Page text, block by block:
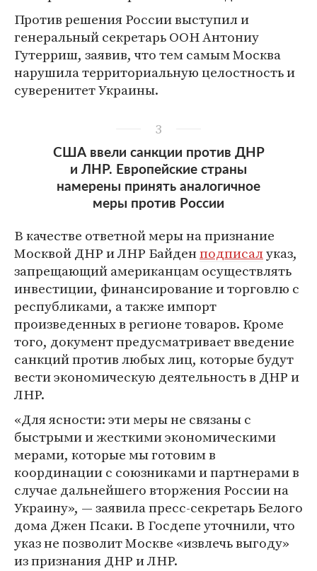
Против решения России выступил и
генеральный секретарь ООН Антониу
Гутерриш, заявив, что тем самым Москва
нарушила территориальную целостность и
суверенитет Украины.
3
США ввели санкции против ДНР
и ЛНР. Европейские страны
намерены принять аналогичное
меры против России
В качестве ответной меры на признание
Москвой ДНР и ЛНР Байденподписалуказ,
запрещающий американцам осуществлять
инвестиции, финансирование и торговлю с
республиками, а также импорт
произведенных в регионе товаров. Кроме
того, документ предусматривает введение
санкций против любых лиц, которые будут
вести экономическую деятельность в ДНР и
ЛНР.
«Для ясности: эти меры не связаны с
быстрыми и жесткими экономическими
мерами, которые мы готовим в
координации с союзниками и партнерами в
случае дальнейшего вторжения России на
Украину», — заявила пресс-секретарь Белого
дома Джен Псаки. В Госдепе уточнили, что
указ не позволит Москве «извлечь выгоду»
из признания ДНР и ЛНР.